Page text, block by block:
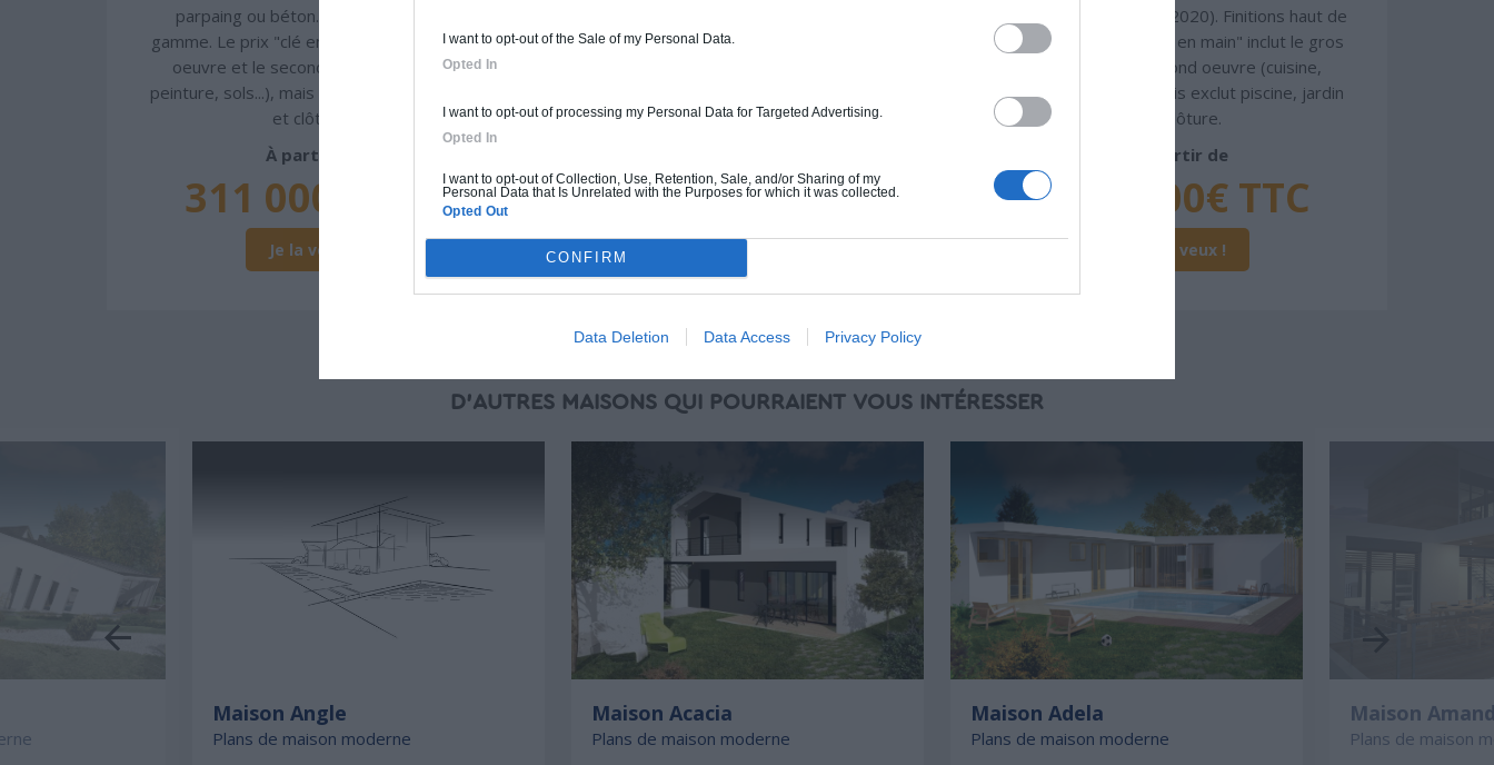
I want to opt-out of the Sale of my Personal Data.
Opted In
I want to opt-out of processing my Personal Data for Targeted Advertising.
Opted In
I want to opt-out of Collection, Use, Retention, Sale, and/or Sharing of my
Personal Data that Is Unrelated with the Purposes for which it was collected.
Opted Out
CONFIRM
Data Deletion Data Access Privacy Policy
parpaing ou béton. Finitions haut de
gamme. Le prix "clé en main" inclut le gros
oeuvre et le second oeuvre (cuisine,
peinture, sols...), mais exclut piscine, jardin
et clôture.
À partir de
311 000€ TTC
Je la veux !
gamme. Le prix "clé en main" inclut le gros
et clôture.
311 000€ TTC
coffrant isolant (RT 2020). Finitions haut de
gamme. Le prix "clé en main" inclut le gros
oeuvre et le second oeuvre (cuisine,
peinture, sols...), mais exclut piscine, jardin
et clôture.
À partir de
358 000€ TTC
Je la veux !
D'AUTRES MAISONS QUI POURRAIENT VOUS INTÉRESSER
Maison Angle
Plans de maison moderne
Maison Acacia
Plans de maison moderne
Maison Adela
Plans de maison moderne
Maison
Plans de maison